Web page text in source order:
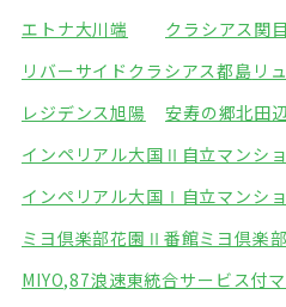
エトナ大川端
クラシアス関目
リバーサイドクラシアス都島 リ
レジデンス旭陽
安寿の郷北田辺
インペリアル大国Ⅱ自立マンシ
インペリアル大国Ⅰ自立マンシ
ミヨ倶楽部花園Ⅱ番館ミヨ倶楽
MIYO,87浪速東統合サービス付